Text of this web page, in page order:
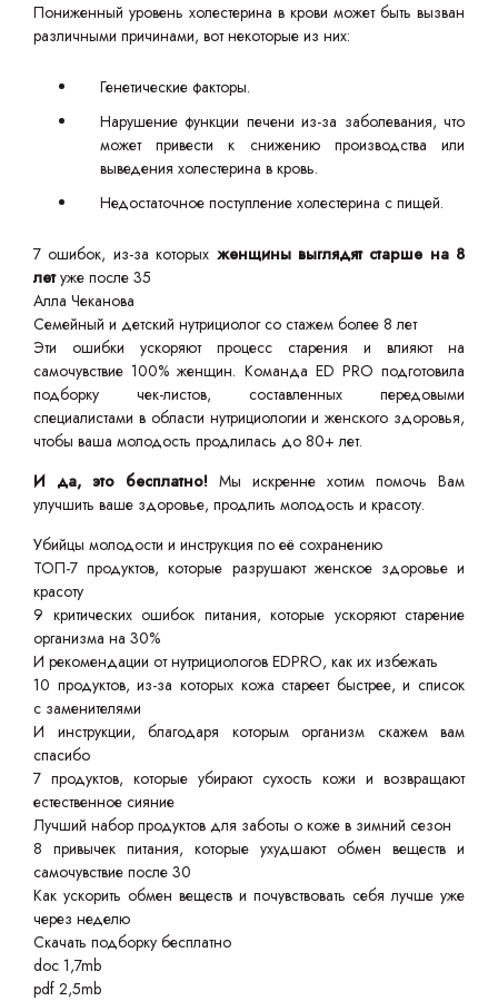
Пониженный уровень холестерина в крови может быть вызван
различными причинами, вот некоторые из них:
Генетические факторы.
Нарушение функции печени из-за заболевания, что
может привести к снижению производства или
выведения холестерина в кровь.
Недостаточное поступление холестерина с пищей.
7 ошибок, из-за которых женщины выглядят старше на 8
летуже после 35
Алла Чеканова
Семейный и детский нутрициолог со стажем более 8 лет
Эти ошибки ускоряют процесс старения и влияют на
самочувствие 100% женщин. Команда ED PRO подготовила
подборку чек-листов, составленных передовыми
специалистами в области нутрициологии и женского здоровья,
чтобы ваша молодость продлилась до 80+ лет.
И да, это бесплатно! Мы искренне хотим помочь Вам
улучшить ваше здоровье, продлить молодость и красоту.
Убийцы молодости и инструкция по её сохранению
ТОП-7 продуктов, которые разрушают женское здоровье и
красоту
9 критических ошибок питания, которые ускоряют старение
организма на 30%
И рекомендации от нутрициологов EDPRO, как их избежать
10 продуктов, из-за которых кожа стареет быстрее, и список
с заменителями
И инструкции, благодаря которым организм скажем вам
спасибо
7 продуктов, которые убирают сухость кожи и возвращают
естественное сияние
Лучший набор продуктов для заботы о коже в зимний сезон
8 привычек питания, которые ухудшают обмен веществ и
самочувствие после 30
Как ускорить обмен веществ и почувствовать себя лучше уже
через неделю
Скачать подборку бесплатно
doc 1,7mb
pdf 2,5mb